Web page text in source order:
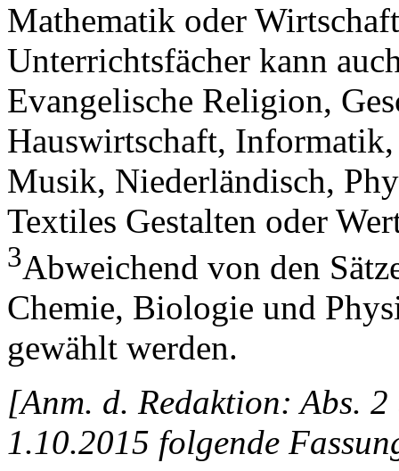
Mathematik oder
Unterrichtsfächer kann
Evangelische Religion,
Hauswirtschaft,
Musik, Niederländisch,
Textiles Gestalten oder
3Abweichend von den
Chemie, Biologie und
gewählt werden.
[Anm. d. Redaktion: Abs.
1.10.2015 folgende